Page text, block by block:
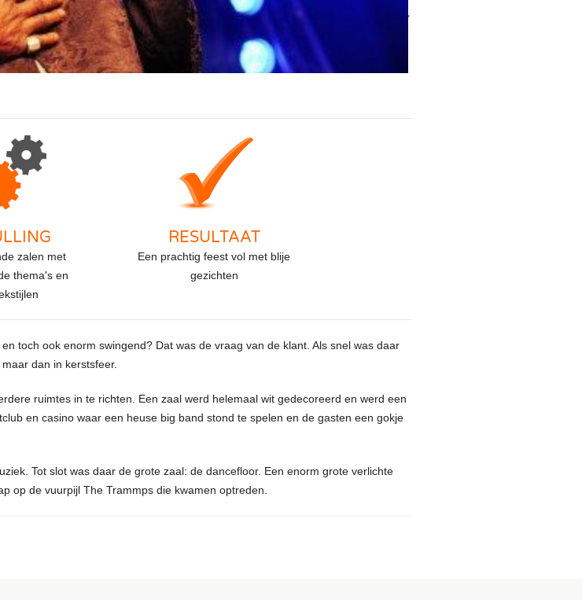
service and support.
zalen met
thema's en
RESULTAAT
Een prachtig feest vol met blije
gezichten
toch ook enorm swingend? Dat was de vraag van de klant. Als snel was daar
dan in kerstsfeer.
ruimtes in te richten. Een zaal werd helemaal wit gedecoreerd en werd een
en casino waar een heuse big band stond te spelen en de gasten een gokje
Tot slot was daar de grote zaal: de dancefloor. Een enorm grote verlichte
op de vuurpijl The Trammps die kwamen optreden.